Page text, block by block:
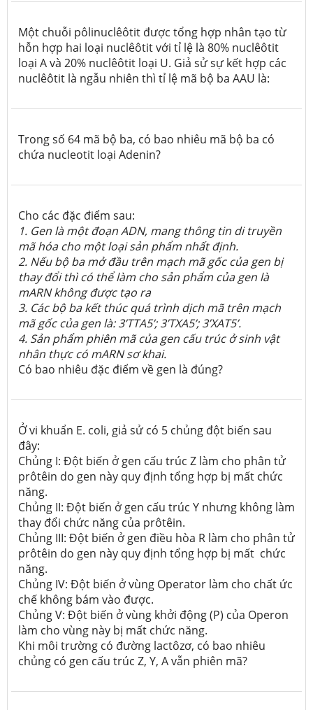
Một chuỗi pôlinuclêôtit được tổng hợp nhân tạo từ
hỗn hợp hai loại nuclêôtit với tỉ lệ là 80% nuclêôtit
loại A và 20% nuclêôtit loại U. Giả sử sự kết hợp các
nuclêôtit là ngẫu nhiên thì tỉ lệ mã bộ ba AAU là:
Trong số 64 mã bộ ba, có bao nhiêu mã bộ ba có
chứa nucleotit loại Adenin?
Cho các đặc điểm sau:
1. Gen là một đoạn ADN, mang thông tin di truyền
mã hóa cho một loại sản phẩm nhất định.
2. Nếu bộ ba mở đầu trên mạch mã gốc của gen bị
thay đổi thì có thể làm cho sản phẩm của gen là
mARN không được tạo ra
3. Các bộ ba kết thúc quá trình dịch mã trên mạch
mã gốc của gen là: 3’TTA5’; 3’TXA5’; 3’XAT5’.
4. Sản phẩm phiên mã của gen cấu trúc ở sinh vật
nhân thực có mARN sơ khai.
Có bao nhiêu đặc điểm về gen là đúng?
Ở vi khuẩn E. coli, giả sử có 5 chủng đột biến sau
đây:
Chủng I: Đột biến ở gen cấu trúc Z làm cho phân tử
prôtêin do gen này quy định tổng hợp bị mất chức
năng.
Chủng II: Đột biến ở gen cấu trúc Y nhưng không làm
thay đổi chức năng của prôtêin.
Chủng III: Đột biến ở gen điều hòa R làm cho phân tử
prôtêin do gen này quy định tổng hợp bị mất chức
năng.
Chủng IV: Đột biến ở vùng Operator làm cho chất ức
chế không bám vào được.
Chủng V: Đột biến ở vùng khởi động (P) của Operon
làm cho vùng này bị mất chức năng.
Khi môi trường có đường lactôzơ, có bao nhiêu
chủng có gen cấu trúc Z, Y, A vẫn phiên mã?